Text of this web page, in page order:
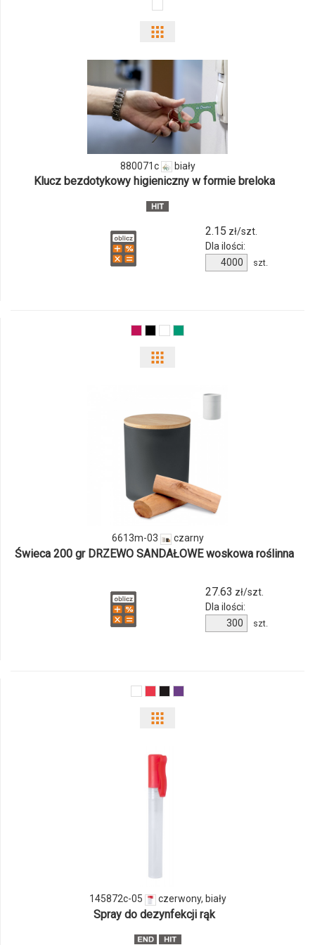
odmiany
ilości
produktu
880071c
880071c biały
Klucz bezdotykowy higieniczny w formie breloka
2.15 zł/szt.
Dla ilości:
Ilość
produktu
szt.
i
ilości
produktu
6613m-
6613m-03 czarny
Świeca 200 gr DRZEWO SANDAŁOWE woskowa roślinna
27.63 zł/szt.
Dla ilości:
produktu
szt.
i
145872c-05 czerwony, biały
Spray do dezynfekcji rąk